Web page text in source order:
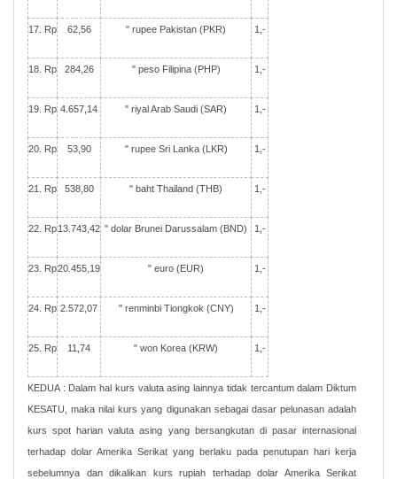
17. Rp 62,56 " rupee Pakistan (PKR) 1,-
18. Rp 284,26 " peso Filipina (PHP) 1,-
19. Rp 4.657,14 " riyal Arab Saudi (SAR) 1,-
20. Rp 53,90 " rupee Sri Lanka (LKR) 1,-
21. Rp 538,80 " baht Thailand (THB) 1,-
22. Rp13.743,42 " dolar Brunei Darussalam (BND) 1,-
23. Rp20.455,19 " euro (EUR) 1,-
24. Rp 2.572,07 " renminbi Tiongkok (CNY) 1,-
25. Rp 11,74 " won Korea (KRW) 1,-
KEDUA : Dalam hal kurs valuta asing lainnya tidak tercantum dalam Diktum
KESATU, maka nilai kurs yang digunakan sebagai dasar pelunasan adalah
kurs spot harian valuta asing yang bersangkutan di pasar internasional
terhadap dolar Amerika Serikat yang berlaku pada penutupan hari kerja
sebelumnya dan dikalikan kurs rupiah terhadap dolar Amerika Serikat